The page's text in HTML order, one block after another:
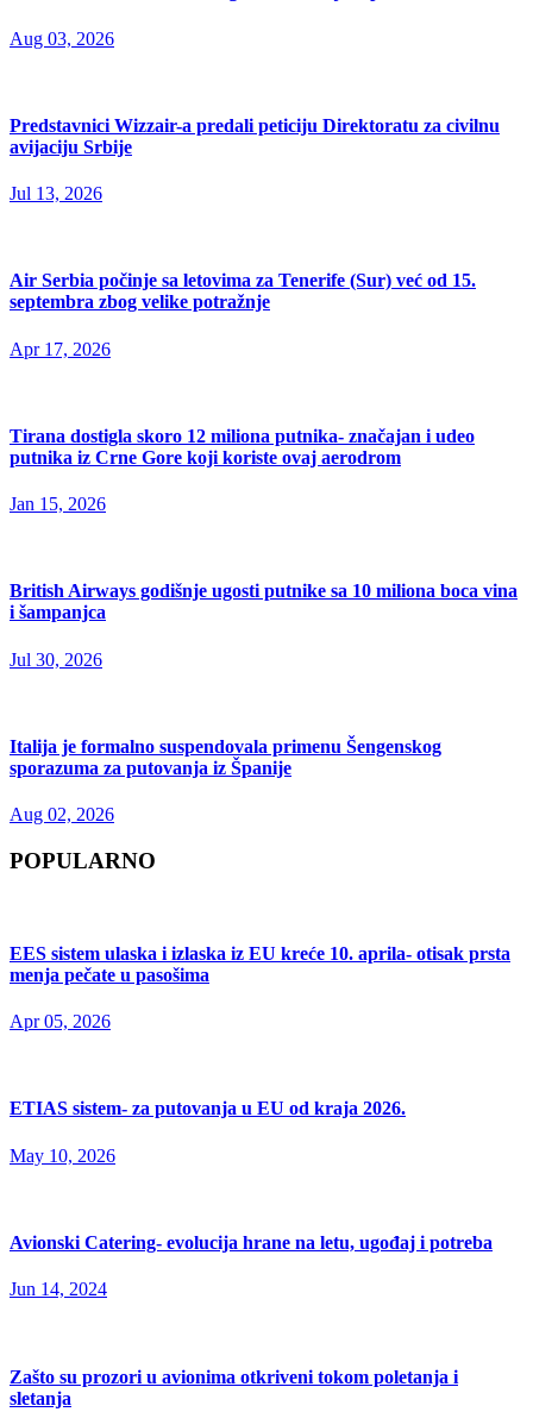
Aug 03, 2026
Predstavnici Wizzair-a predali peticiju Direktoratu za civilnu
avijaciju Srbije
Jul 13, 2026
Air Serbia počinje sa letovima za Tenerife (Sur) već od 15.
septembra zbog velike potražnje
Apr 17, 2026
Tirana dostigla skoro 12 miliona putnika- značajan i udeo
putnika iz Crne Gore koji koriste ovaj aerodrom
Jan 15, 2026
British Airways godišnje ugosti putnike sa 10 miliona boca vina
i šampanjca
Jul 30, 2026
Italija je formalno suspendovala primenu Šengenskog
sporazuma za putovanja iz Španije
Aug 02, 2026
POPULARNO
EES sistem ulaska i izlaska iz EU kreće 10. aprila- otisak prsta
menja pečate u pasošima
Apr 05, 2026
ETIAS sistem- za putovanja u EU od kraja 2026.
May 10, 2026
Avionski Catering- evolucija hrane na letu, ugođaj i potreba
Jun 14, 2024
Zašto su prozori u avionima otkriveni tokom poletanja i
sletanja